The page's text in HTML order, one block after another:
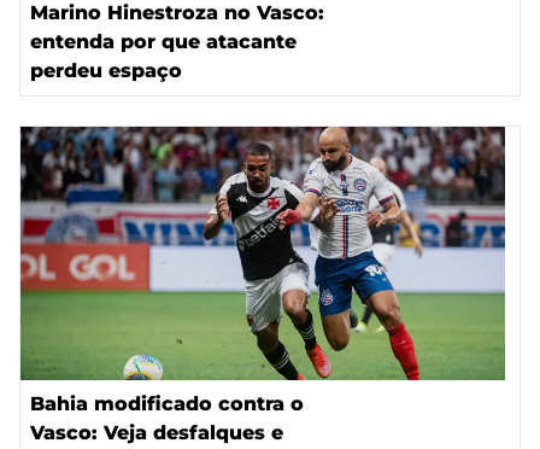
Marino Hinestroza no Vasco:
entenda por que atacante
perdeu espaço
Bahia modificado contra o
Vasco: Veja desfalques e